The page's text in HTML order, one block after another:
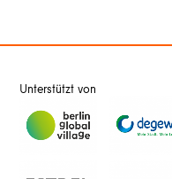
Unterstützt von